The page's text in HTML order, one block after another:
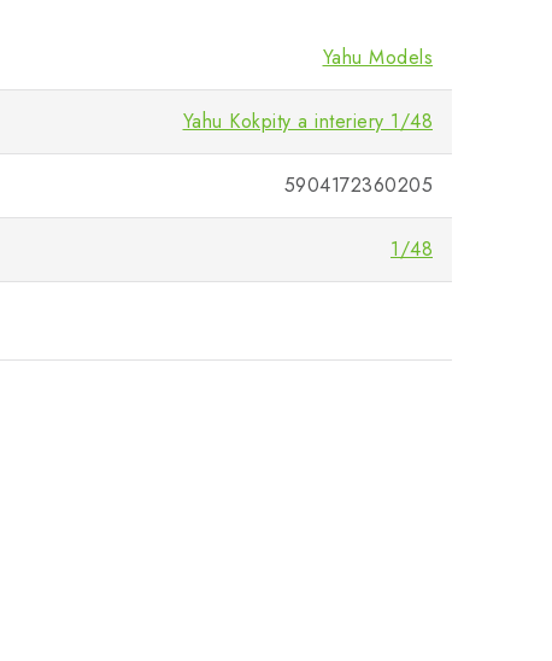
Yahu Models
Yahu Kokpity a interiery 1/48
5904172360205
1/48